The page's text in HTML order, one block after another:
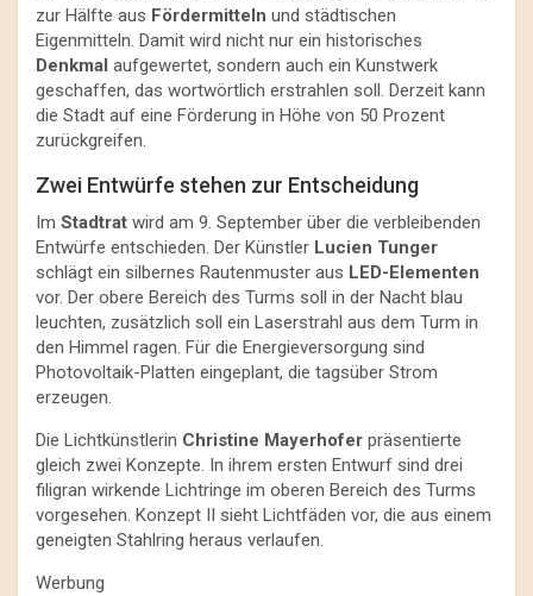
zur Hälfte aus Fördermitteln und städtischen
Eigenmitteln. Damit wird nicht nur ein historisches
Denkmal aufgewertet, sondern auch ein Kunstwerk
geschaffen, das wortwörtlich erstrahlen soll. Derzeit kann
die Stadt auf eine Förderung in Höhe von 50 Prozent
zurückgreifen.
Zwei Entwürfe stehen zur Entscheidung
Im Stadtrat wird am 9. September über die verbleibenden
Entwürfe entschieden. Der Künstler Lucien Tunger
schlägt ein silbernes Rautenmuster aus LED-Elementen
vor. Der obere Bereich des Turms soll in der Nacht blau
leuchten, zusätzlich soll ein Laserstrahl aus dem Turm in
den Himmel ragen. Für die Energieversorgung sind
Photovoltaik-Platten eingeplant, die tagsüber Strom
erzeugen.
Die Lichtkünstlerin Christine Mayerhofer präsentierte
gleich zwei Konzepte. In ihrem ersten Entwurf sind drei
filigran wirkende Lichtringe im oberen Bereich des Turms
vorgesehen. Konzept II sieht Lichtfäden vor, die aus einem
geneigten Stahlring heraus verlaufen.
Werbung